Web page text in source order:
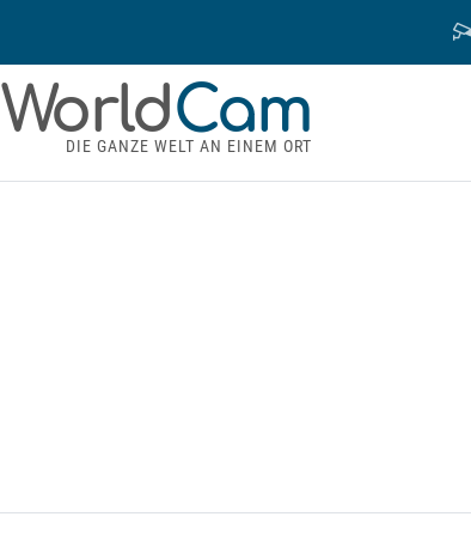
WorldCam
DIE GANZE WELT AN EINEM ORT